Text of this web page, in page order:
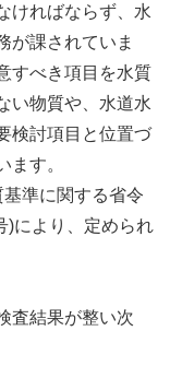
ければならず、水
が課されていま
すべき項目を水質
い物質や、水道水
検討項目と位置づ
ます。
準に関する省令
)により、定められ
査結果が整い次